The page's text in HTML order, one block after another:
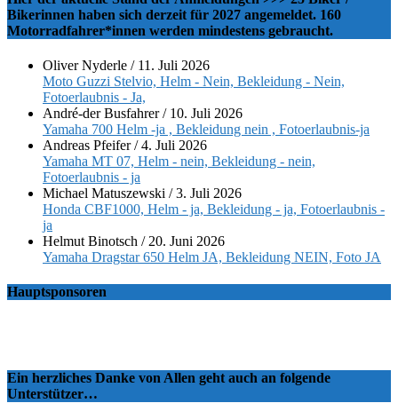
Bikerinnen haben sich derzeit für 2027 angemeldet. 160
Motorradfahrer*innen werden mindestens gebraucht.
Oliver Nyderle / 11. Juli 2026
Moto Guzzi Stelvio, Helm - Nein, Bekleidung - Nein,
Fotoerlaubnis - Ja,
André-der Busfahrer/ 10. Juli 2026
Yamaha 700 Helm -ja , Bekleidung nein , Fotoerlaubnis-ja
Andreas Pfeifer/4. Juli 2026
Yamaha MT 07, Helm - nein, Bekleidung - nein,
Fotoerlaubnis - ja
Michael Matuszewski /3. Juli 2026
Honda CBF1000, Helm - ja, Bekleidung - ja, Fotoerlaubnis -
ja
Helmut Binotsch / 20. Juni 2026
Yamaha Dragstar 650 Helm JA, Bekleidung NEIN, Foto JA
Hauptsponsoren
Ein herzliches Danke von Allen geht auch an folgende
Unterstützer…